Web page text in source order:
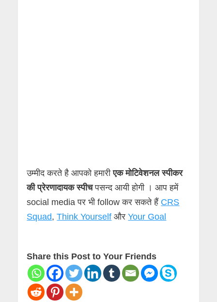
उम्मीद करते है आपको हमारीएक मोटिवेशनल स्पीकर
की प्रेरणादायक स्पीचपसन्द आयी होगी । आप हमें
social media पर भी follow कर सकते हैं CRS
Squad,Think Yourself औरYour Goal
Share this Post to Your Friends